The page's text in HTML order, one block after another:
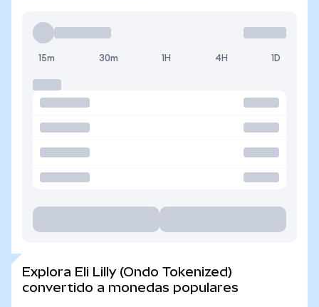
15m 30m 1H 4H 1D
Explora Eli Lilly (Ondo Tokenized)
convertido a monedas populares